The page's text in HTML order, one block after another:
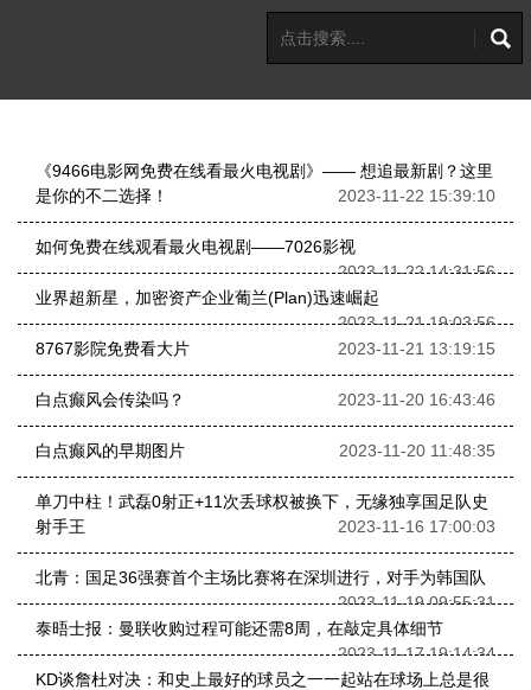
《9466电影网免费在线看最火电视剧》—— 想追最新剧？这里
是你的不二选择！
2023-11-22 15:39:10
如何免费在线观看最火电视剧——7026影视
2023-11-22 14:31:56
业界超新星，加密资产企业葡兰(Plan)迅速崛起
2023-11-21 19:03:56
8767影院免费看大片
2023-11-21 13:19:15
白点癫风会传染吗？ 2023-11-20 16:43:46
白点癫风的早期图片 2023-11-20 11:48:35
单刀中柱！武磊0射正+11次丢球权被换下，无缘独享国足队史
射手王
2023-11-16 17:00:03
北青：国足36强赛首个主场比赛将在深圳进行，对手为韩国队
2023-11-19 09:55:31
泰晤士报：曼联收购过程可能还需8周，在敲定具体细节
2023-11-17 19:14:34
KD谈詹杜对决：和史上最好的球员之一一起站在球场上总是很